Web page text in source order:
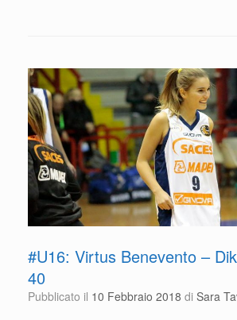
o
o
k
p
p
di
#U16: Virtus Benevento –
40
Pubblicato il 10 Febbraio 2018 di Sara